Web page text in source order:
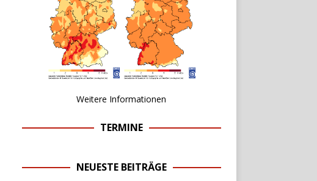
Weitere Informationen
TERMINE
NEUESTE BEITRÄGE